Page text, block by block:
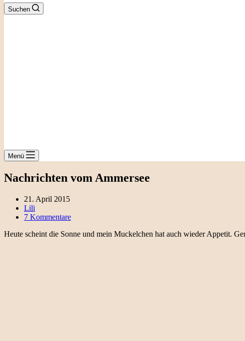
Suchen
Menü
Nachrichten vom Ammersee
21. April 2015
Lili
7 Kommentare
Heute scheint die Sonne und mein Muckelchen hat auch wieder Appetit.